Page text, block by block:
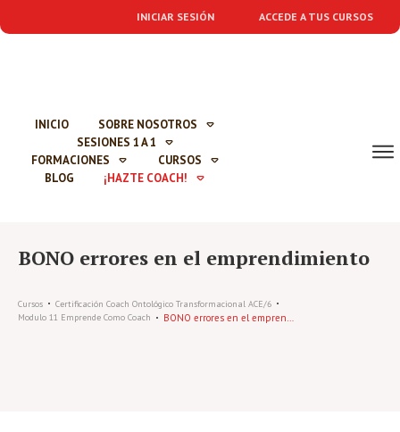
INICIAR SESIÓN ACCEDE A TUS CURSOS
INICIO
SOBRE NOSOTROS
SESIONES 1 A 1
FORMACIONES
CURSOS
BLOG
¡HAZTE COACH!
BONO errores en el emprendimiento
Cursos
Certificación Coach Ontológico Transformacional ACE/6
Modulo 11 Emprende Como Coach